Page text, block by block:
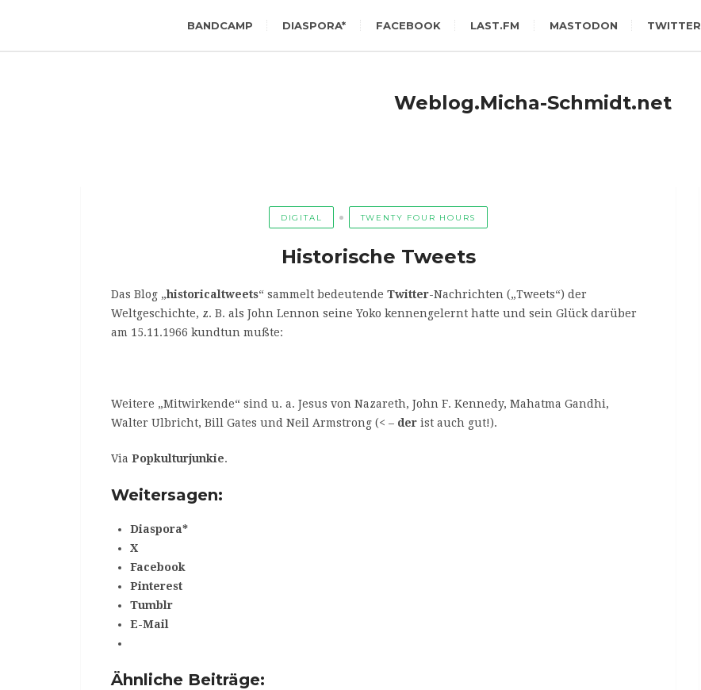
BANDCAMP DIASPORA* FACEBOOK LAST.FM MASTODON TWITTER
Weblog.Micha-Schmidt.net
DIGITAL TWENTY FOUR HOURS
Historische Tweets
Das Blog „historicaltweets“ sammelt bedeutende Twitter-Nachrichten („Tweets“) der
Weltgeschichte, z. B. als John Lennon seine Yoko kennengelernt hatte und sein Glück darüber
am 15.11.1966 kundtun mußte:
Weitere „Mitwirkende“ sind u. a. Jesus von Nazareth, John F. Kennedy, Mahatma Gandhi,
Walter Ulbricht, Bill Gates und Neil Armstrong (< – derist auch gut!).
Via Popkulturjunkie.
Weitersagen:
Diaspora*
X
Facebook
Pinterest
Tumblr
E-Mail
Ähnliche Beiträge: